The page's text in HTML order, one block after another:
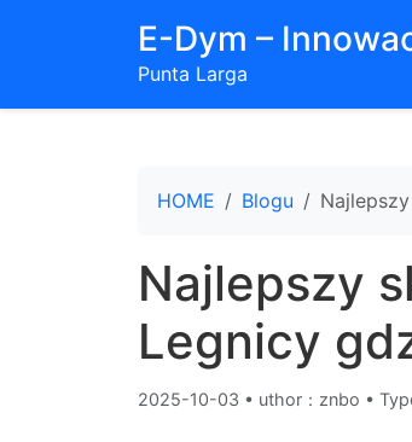
E-Dym –
Punta Larga
HOME Blogu
Najlepszy
Legnicy
2025-10-03 • uthor：znbo •